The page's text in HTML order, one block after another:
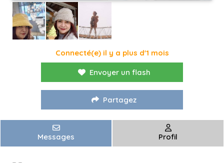
Connecté(e) il y a plus d'1 mois
Envoyer un flash
Partagez
Messages Profil